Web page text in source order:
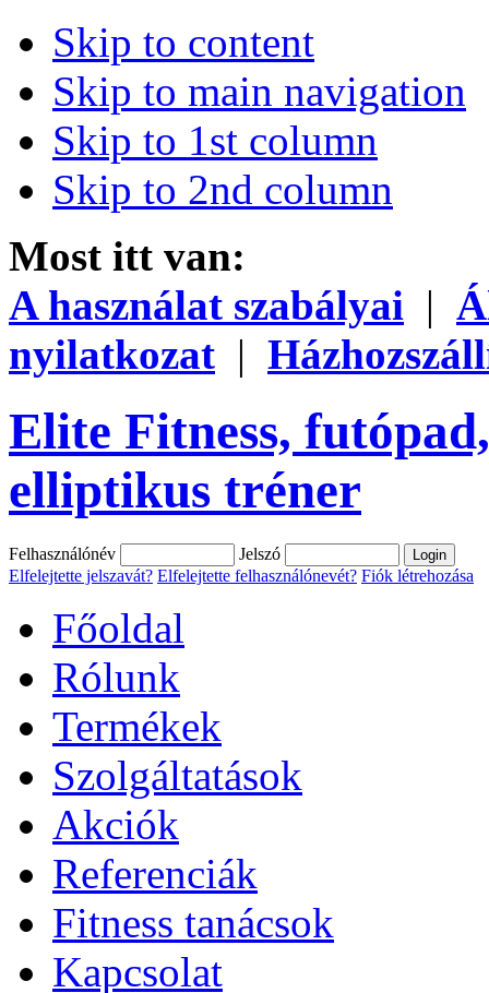
Skip to content
Skip to main navigation
Skip to 1st column
Skip to 2nd column
Most itt van:
A használat szabályai |
nyilatkozat |
Elite Fitness,
elliptikus tréner
Felhasználónév
Jelszó
Elfelejtette jelszavát? Elfelejtette felhasználónevét? Fiók létrehozása
Főoldal
Rólunk
Termékek
Szolgáltatások
Akciók
Referenciák
Fitness tanácsok
Kapcsolat